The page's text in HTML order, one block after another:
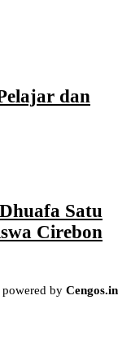
dan
Satu
Cirebon
by Cengos.in